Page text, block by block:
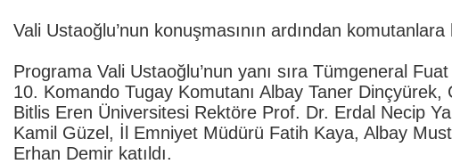
Vali Ustaoğlu’nun konuşmasının ardından
Programa Vali Ustaoğlu’nun yanı sıra Tümgeneral
10. Komando Tugay Komutanı Albay Taner Dinçyürek,
Bitlis Eren Üniversitesi Rektöre Prof. Dr. Erdal Necip
Kamil Güzel, İl Emniyet Müdürü Fatih Kaya, Albay
Erhan Demir katıldı.